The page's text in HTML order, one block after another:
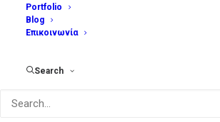
Portfolio
Blog
Επικοινωνία
Search